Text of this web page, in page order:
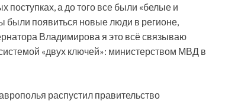
поступках, а до того все были «белые и
были появиться новые люди в регионе,
Владимирова я это всё связываю
«двух ключей»: министерством МВД в
распустил правительство